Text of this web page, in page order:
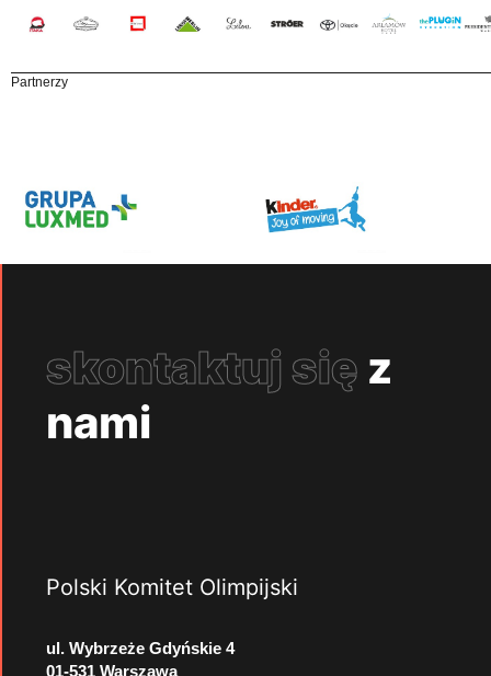
Partnerzy
skontaktuj się z
nami
Polski Komitet Olimpijski
ul. Wybrzeże Gdyńskie 4
01-531 Warszawa